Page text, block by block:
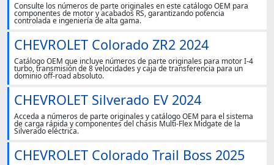
Consulte los números de parte originales en este catálogo OEM para
componentes de motor y acabados RS, garantizando potencia
controlada e ingeniería de alta gama.
CHEVROLET Colorado ZR2 2024
Catálogo OEM que incluye números de parte originales para motor I-4
turbo, transmisión de 8 velocidades y caja de transferencia para un
dominio off-road absoluto.
CHEVROLET Silverado EV 2024
Acceda a números de parte originales y catálogo OEM para el sistema
de carga rápida y componentes del chasis Multi-Flex Midgate de la
Silverado eléctrica.
CHEVROLET Colorado Trail Boss 2025